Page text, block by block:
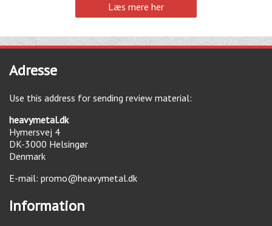
Læs mere her
Adresse
Use this address for sending review material:
heavymetal.dk
Hymersvej 4
DK-3000 Helsingør
Denmark
E-mail: promo@heavymetal.dk
Information